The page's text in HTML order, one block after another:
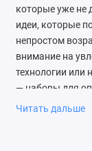
которые уже не
идеи, которые
непростом
внимание на
технологии или
— наборы для
сертификаты.
Читать дальше